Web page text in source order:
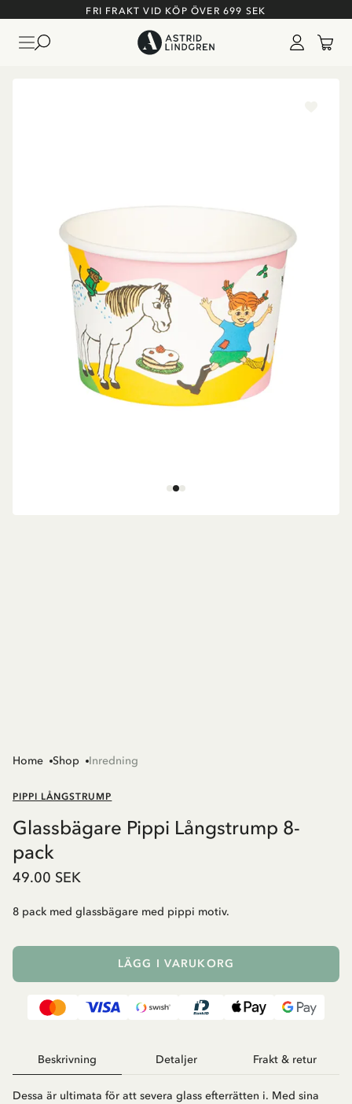
FRI FRAKT VID KÖP ÖVER 699 SEK
Home Shop Inredning
PIPPI LÅNGSTRUMP
Glassbägare Pippi Långstrump 8-
pack
49.00 SEK
8 pack med glassbägare med pippi motiv.
LÄGG I VARUKORG
Beskrivning Detaljer Frakt & retur
Dessa är ultimata för att severa glass efterrätten i. Med sina